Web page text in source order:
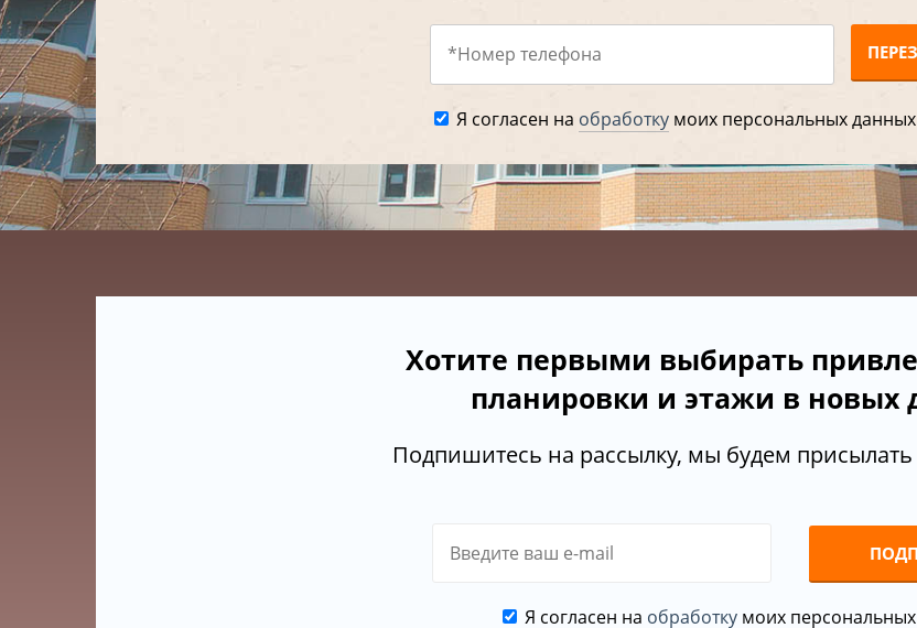
Я согласен на обработкумоих персональных данных
Хотите первыми выбирать
планировки и этажи в новых
Подпишитесь на рассылку, мы будем
Я согласен на обработкумоих